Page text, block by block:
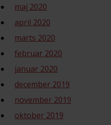
maj 2020
april 2020
marts 2020
februar 2020
januar 2020
december 2019
november 2019
oktober 2019